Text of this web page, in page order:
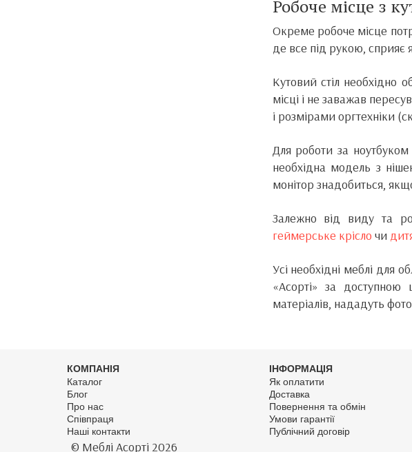
Робоче місце з
Окреме робоче місце
де все під рукою, сприяє
Кутовий стіл необхідно
місці і не заважав
і розмірами оргтехніки
Для роботи за
необхідна модель з
монітор знадобиться,
Залежно від виду та
геймерське крісло чи
Усі необхідні меблі для
«Асорті» за
матеріалів, нададуть
КОМПАНІЯ
Каталог
Блог
Про нас
Співпраця
Наші контакти
ІНФОРМАЦІЯ
Як оплатити
Доставка
Повернення та обмін
Умови гарантії
Публічний договір
© Меблі Асорті 2026